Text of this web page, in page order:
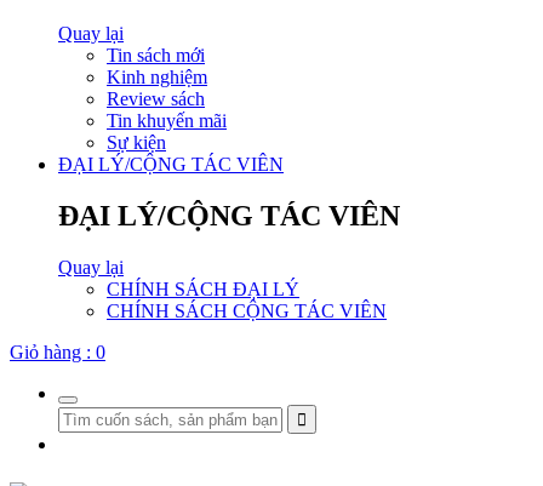
Quay lại
Tin sách mới
Kinh nghiệm
Review sách
Tin khuyến mãi
Sự kiện
ĐẠI LÝ/CỘNG TÁC VIÊN
ĐẠI LÝ/CỘNG TÁC VIÊN
Quay lại
CHÍNH SÁCH ĐẠI LÝ
CHÍNH SÁCH CỘNG TÁC VIÊN
Giỏ hàng : 0